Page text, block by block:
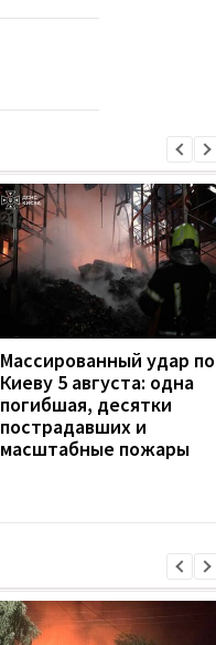
Массированный удар по
Киеву 5 августа: одна
погибшая, десятки
пострадавших и
масштабные пожары